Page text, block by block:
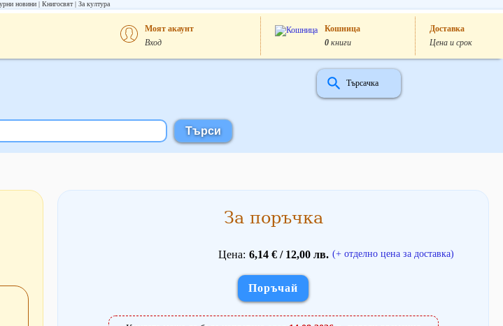
новини Книгосвят За култура
Моят акаунт
Вход
Кошница
0 книги
Доставка
Цена и срок
Търсачка
За поръчка
Цена 6,14 € / 12,00 лв. (+ отделно цена за доставка)
Поръчай